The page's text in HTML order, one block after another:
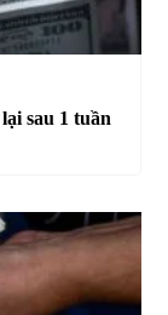
sau 1 tuần